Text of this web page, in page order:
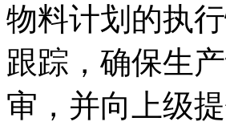
物料计划的执
跟踪，确保生
审，并向上级